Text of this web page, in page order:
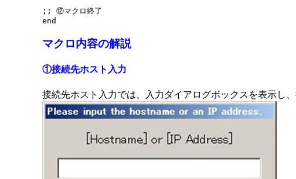
;; ⑫マクロ終了
マクロ内容の解説
①接続先ホスト入力
接続先ホスト入力では、入力ダイアログボックスを表示し